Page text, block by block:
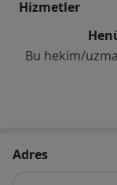
Hizmetler
Bu hekim/
Adres